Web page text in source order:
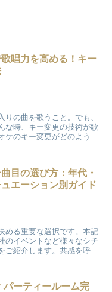
唱力を高める！キー
の曲を歌うこと。でも、
な時、キー変更の技術が歌
ケのキー変更がどのように
目の選び方：年代・
エーション別ガイド
める重要な選択です。本記
のイベントなど様々なシチ
紹介します。共感を呼び
パーティールーム完